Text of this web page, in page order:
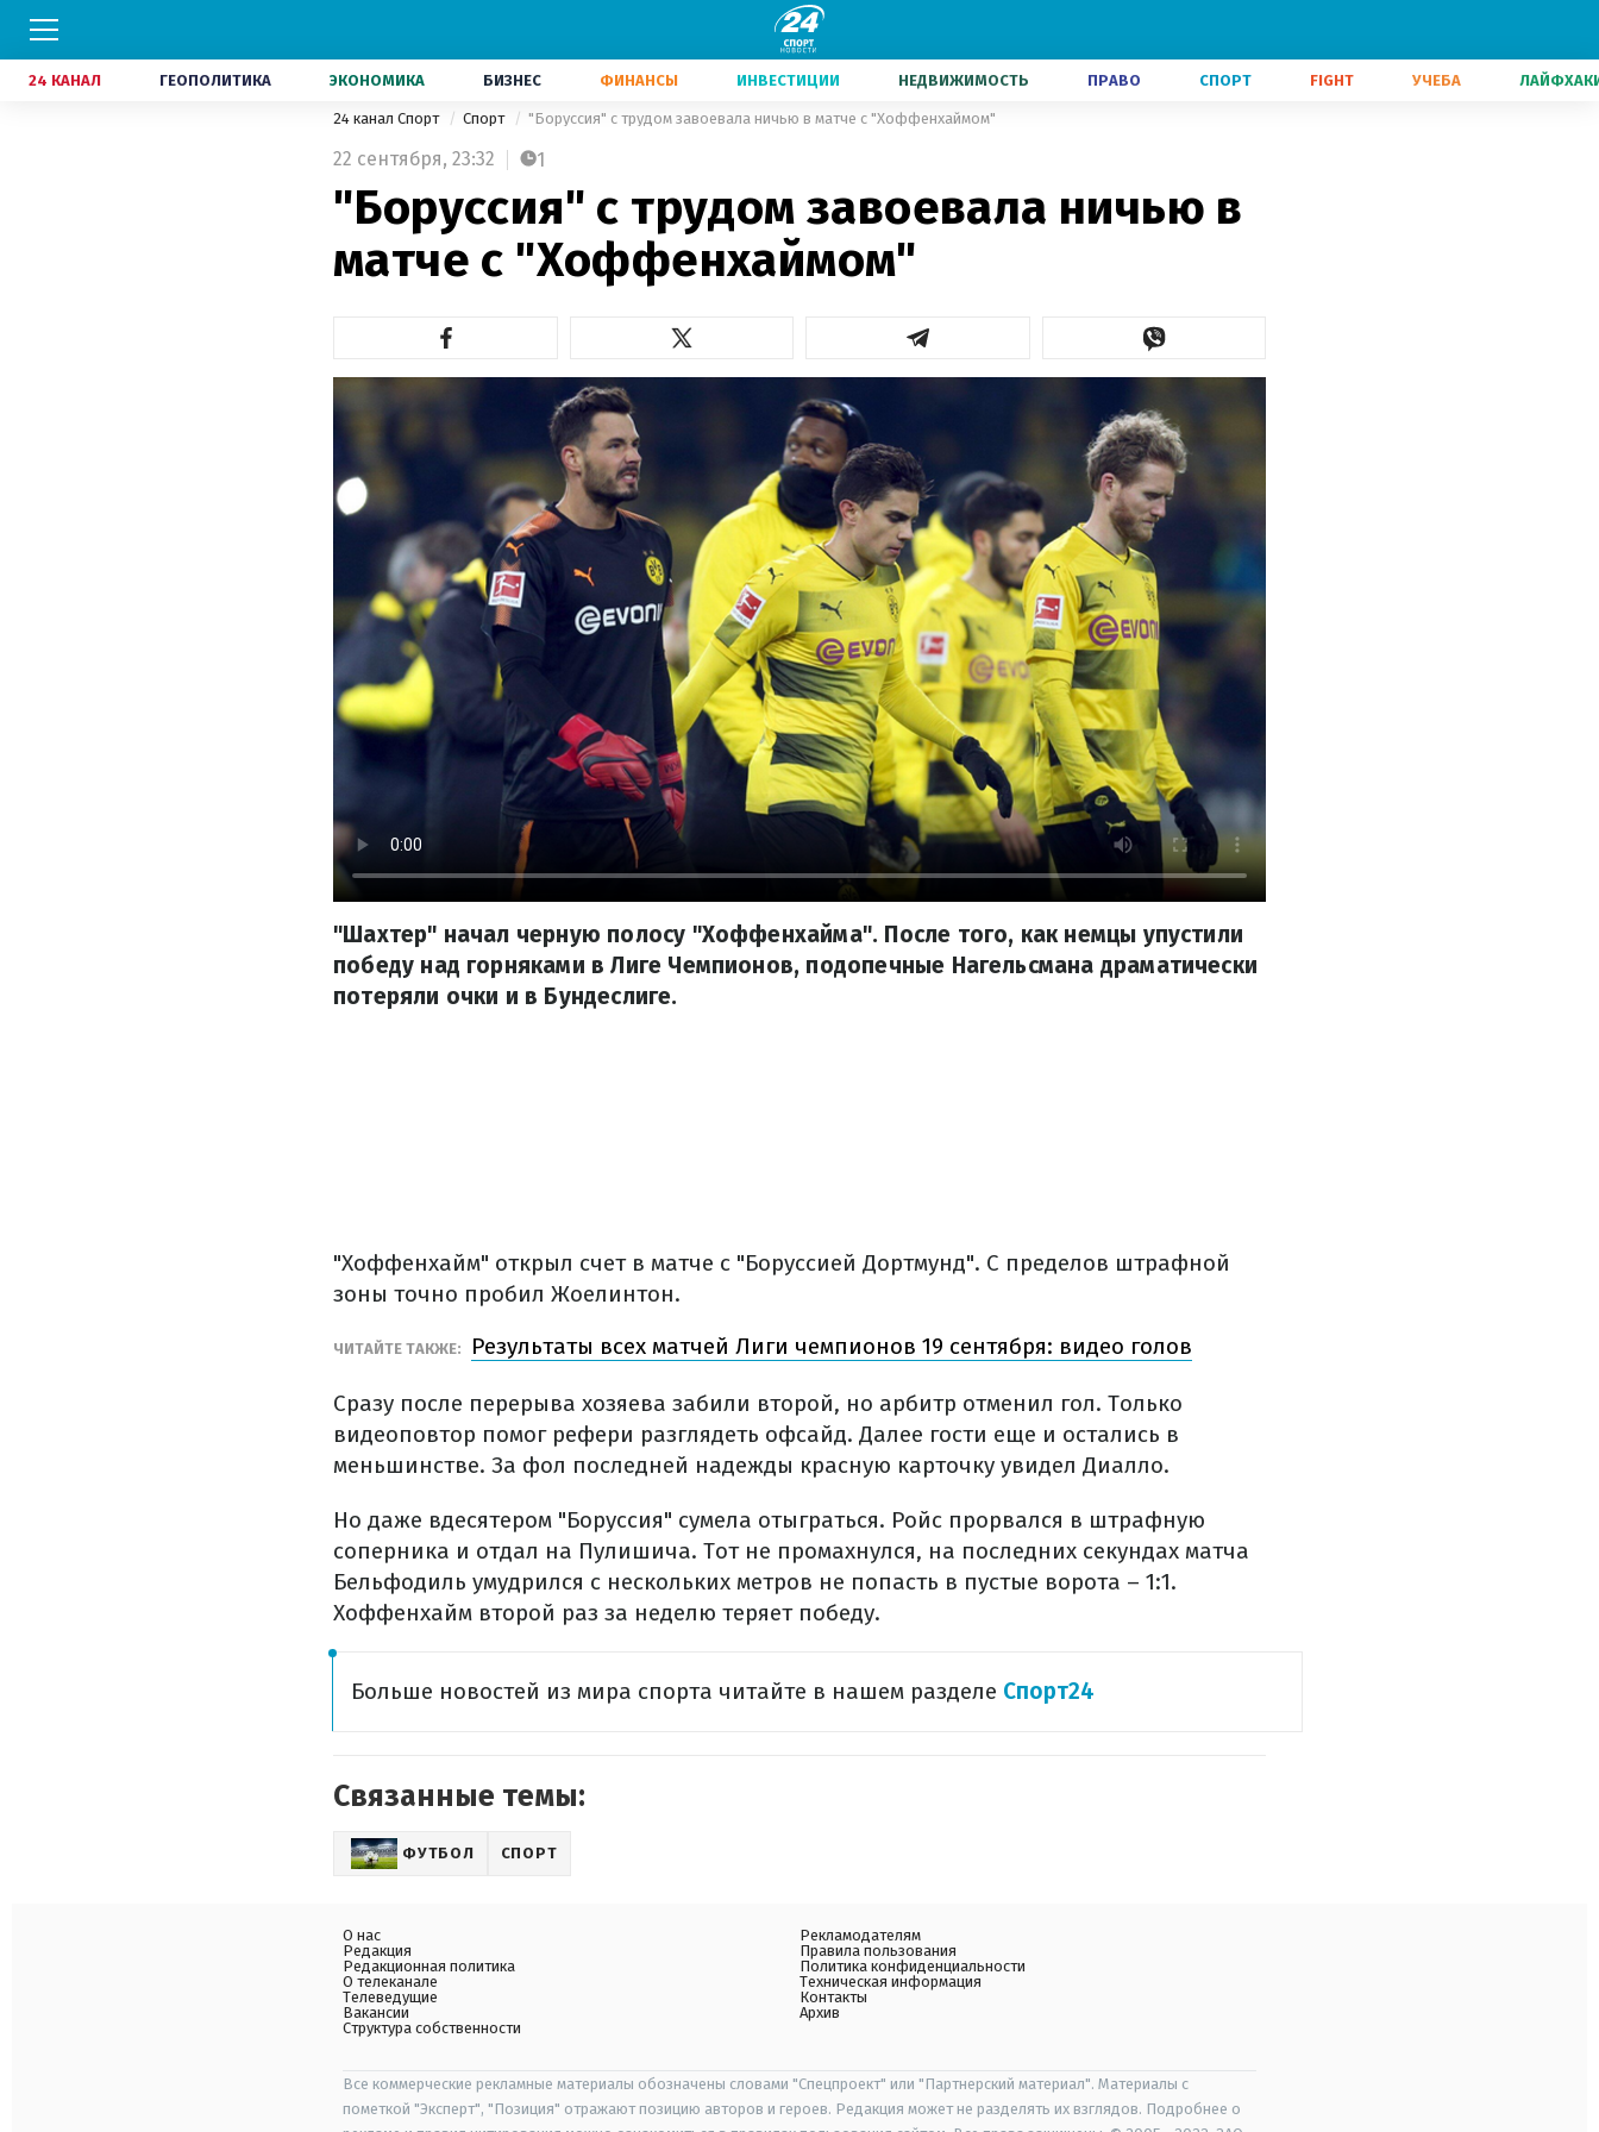
24 КАНАЛ ГЕОПОЛИТИКА ЭКОНОМИКА БИЗНЕС ФИНАНСЫ ИНВЕСТИЦИИ НЕДВИЖИМОСТЬ ПРАВО СПОРТ FIGHT УЧЕБА
24 канал Спорт Спорт "Боруссия" с трудом завоевала ничью в матче с "Хоффенхаймом"
22 сентября, 23:32 1
"Боруссия" с трудом завоевала ничью в
матче с "Хоффенхаймом"
"Шахтер" начал черную полосу "Хоффенхайма". После того, как немцы упустили
победу над горняками в Лиге Чемпионов, подопечные Нагельсмана драматически
потеряли очки и в Бундеслиге.
"Хоффенхайм" открыл счет в матче с "Боруссией Дортмунд". С пределов штрафной
зоны точно пробил Жоелинтон.
ЧИТАЙТЕ ТАКЖЕ: Результаты всех матчей Лиги чемпионов 19 сентября: видео голов
Сразу после перерыва хозяева забили второй, но арбитр отменил гол. Только
видеоповтор помог рефери разглядеть офсайд. Далее гости еще и остались в
меньшинстве. За фол последней надежды красную карточку увидел Диалло.
Но даже вдесятером "Боруссия" сумела отыграться. Ройс прорвался в штрафную
соперника и отдал на Пулишича. Тот не промахнулся, на последних секундах матча
Бельфодиль умудрился с нескольких метров не попасть в пустые ворота – 1:1.
Хоффенхайм второй раз за неделю теряет победу.
Больше новостей из мира спорта читайте в нашем разделе Спорт24
Связанные темы:
ФУТБОЛ СПОРТ
О нас
Редакция
Редакционная политика
О телеканале
Телеведущие
Вакансии
Структура собственности
Рекламодателям
Правила пользования
Политика конфиденциальности
Техническая информация
Контакты
Архив
Все коммерческие рекламные материалы обозначены словами "Спецпроект" или "Партнерский материал". Материалы с
пометкой "Эксперт", "Позиция" отражают позицию авторов и героев. Редакция может не разделять их взглядов. Подробнее о